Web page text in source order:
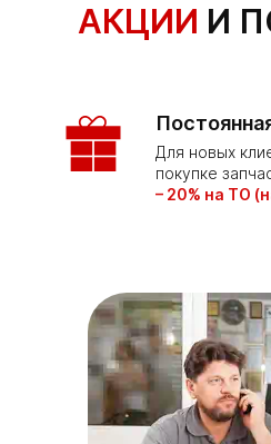
АКЦИИ И
Для новых
покупке
– 20% на ТО